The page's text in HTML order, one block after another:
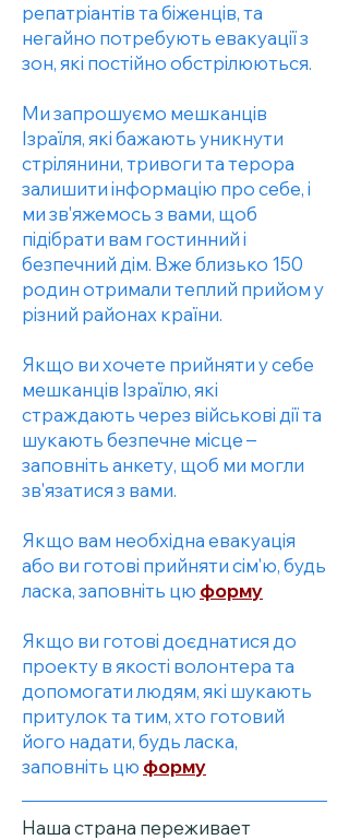
репатріантів та біженців, та
негайно потребують евакуації з
зон, які постійно обстрілюються.
Ми запрошуємо мешканців
Ізраїля, які бажають уникнути
стрілянини, тривоги та терора
залишити інформацію про себе, і
ми зв'яжемось з вами, щоб
підібрати вам гостинний і
безпечний дім. Вже близько 150
родин отримали теплий прийом у
різний районах країни.
Якщо ви хочете прийняти у себе
мешканців Ізраїлю, які
страждають через військові дії та
шукають безпечне місце –
заповніть анкету, щоб ми могли
зв'язатися з вами.
Якщо вам необхідна евакуація
або ви готові прийняти сім'ю, будь
ласка, заповніть цю форму
Якщо ви готові доєднатися до
проекту в якості волонтера та
допомогати людям, які шукають
притулок та тим, хто готовий
його надати, будь ласка,
заповніть цю форму
Наша страна переживает